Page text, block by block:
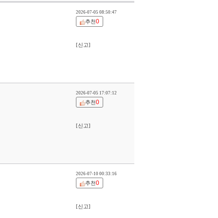
2026-07-05 08:50:47
추천0
[신고]
2026-07-05 17:07:12
추천0
[신고]
2026-07-10 00:33:16
추천0
[신고]